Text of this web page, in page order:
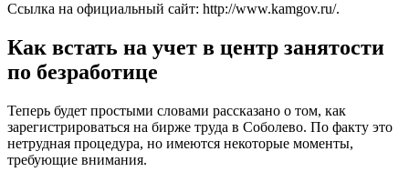
Ссылка на официальный сайт: http://www.kamgov.ru/.
Как встать на учет в центр занятости
по безработице
Теперь будет простыми словами рассказано о том, как
зарегистрироваться на бирже труда в Соболево. По факту это
нетрудная процедура, но имеются некоторые моменты,
требующие внимания.